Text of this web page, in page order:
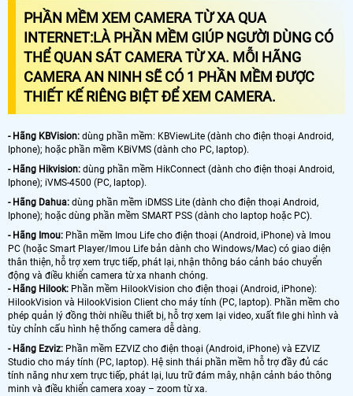
PHẦN MỀM XEM CAMERA TỪ XA QUA
INTERNET:LÀ PHẦN MỀM GIÚP NGƯỜI DÙNG CÓ
THỂ QUAN SÁT CAMERA TỪ XA. MỖI HÃNG
CAMERA AN NINH SẼ CÓ 1 PHẦN MỀM ĐƯỢC
THIẾT KẾ RIÊNG BIỆT ĐỂ XEM CAMERA.
- Hãng KBVision: dùng phần mềm: KBViewLite (dành cho điện thoại Android,
Iphone); hoặc phần mềm KBiVMS (dành cho PC, laptop).
- Hãng Hikvision: dùng phần mềm HikConnect (dành cho điện thoại Android,
Iphone); iVMS-4500 (PC, laptop).
- Hãng Dahua: dùng phần mềm iDMSS Lite (dành cho điện thoại Android,
Iphone); hoặc dùng phần mềm SMART PSS (dành cho laptop hoặc PC).
- Hãng Imou: Phần mềm Imou Life cho điện thoại (Android, iPhone) và Imou
PC (hoặc Smart Player/Imou Life bản dành cho Windows/Mac) có giao diện
thân thiện, hỗ trợ xem trực tiếp, phát lại, nhận thông báo cảnh báo chuyển
động và điều khiển camera từ xa nhanh chóng.
- Hãng Hilook: Phần mềm HilookVision cho điện thoại (Android, iPhone):
HilookVision và HilookVision Client cho máy tính (PC, laptop). Phần mềm cho
phép quản lý đồng thời nhiều thiết bị, hỗ trợ xem lại video, xuất file ghi hình và
tùy chỉnh cấu hình hệ thống camera dễ dàng.
- Hãng Ezviz: Phần mềm EZVIZ cho điện thoại (Android, iPhone) và EZVIZ
Studio cho máy tính (PC, laptop). Hệ sinh thái phần mềm hỗ trợ đầy đủ các
tính năng như xem trực tiếp, phát lại, lưu trữ đám mây, nhận cảnh báo thông
minh và điều khiển camera xoay – zoom từ xa.